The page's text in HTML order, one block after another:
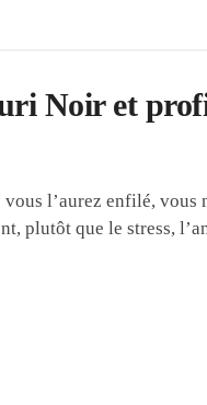
Noir et
l’aurez enfilé, vous
plutôt que le stress,